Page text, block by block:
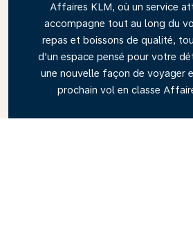
Affaires KLM, où un service
accompagne tout au long du
repas et boissons de qualité,
d’un espace pensé pour votre
une nouvelle façon de voyager
prochain vol en classe